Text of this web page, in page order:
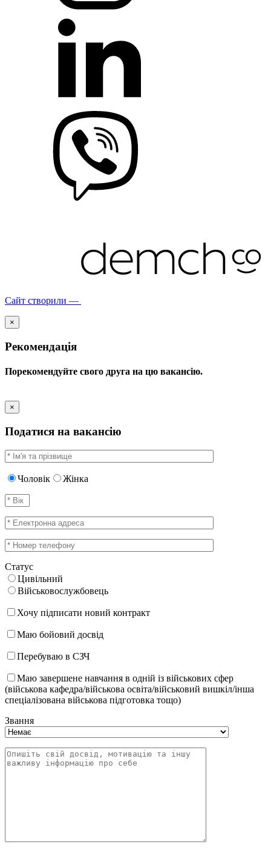
Сайт створили —
×
Рекомендація
Порекомендуйте свого друга на цю вакансію.
×
Податися на вакансію
Чоловік Жінка
Статус
Цивільний
Військовослужбовець
Хочу підписати новий контракт
Маю бойовий досвід
Перебуваю в СЗЧ
Маю завершене навчання в одній із військових сфер
(військова кафедра/військова освіта/військовий вишкіл/інша
спеціалізована військова підготовка тощо)
Звання